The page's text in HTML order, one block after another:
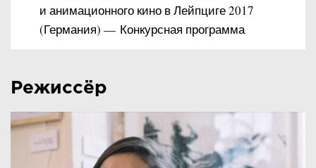
и анимационного кино в Лейпциге 2017
(Германия) — Конкурсная программа
Режиссёр